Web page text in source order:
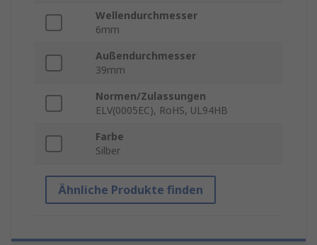
Wellendurchmesser
6mm
Außendurchmesser
39mm
Normen/Zulassungen
ELV(0005EC), RoHS, UL94HB
Farbe
Silber
Ähnliche Produkte finden